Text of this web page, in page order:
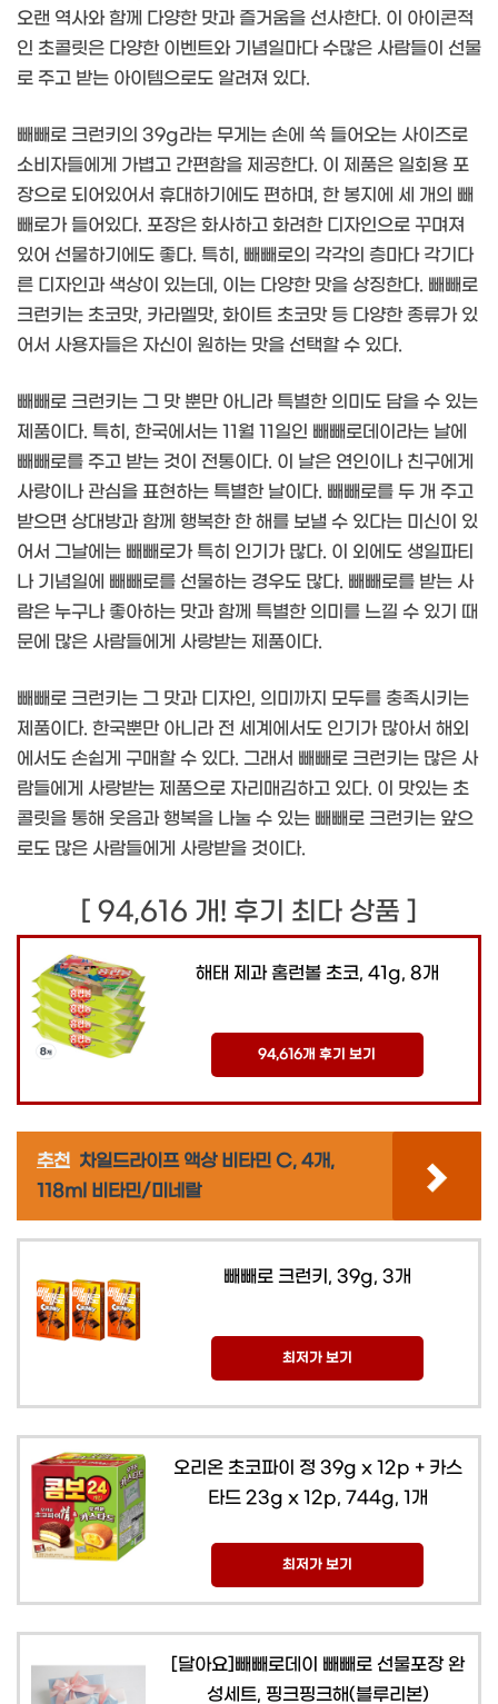
오랜 역사와 함께 다양한 맛과 즐거움을 선사한다. 이 아이콘적
인 초콜릿은 다양한 이벤트와 기념일마다 수많은 사람들이 선물
로 주고 받는 아이템으로도 알려져 있다.
빼빼로 크런키의 39g라는 무게는 손에 쏙 들어오는 사이즈로
소비자들에게 가볍고 간편함을 제공한다. 이 제품은 일회용 포
장으로 되어있어서 휴대하기에도 편하며, 한 봉지에 세 개의 빼
빼로가 들어있다. 포장은 화사하고 화려한 디자인으로 꾸며져
있어 선물하기에도 좋다. 특히, 빼빼로의 각각의 층마다 각기다
른 디자인과 색상이 있는데, 이는 다양한 맛을 상징한다. 빼빼로
크런키는 초코맛, 카라멜맛, 화이트 초코맛 등 다양한 종류가 있
어서 사용자들은 자신이 원하는 맛을 선택할 수 있다.
빼빼로 크런키는 그 맛 뿐만 아니라 특별한 의미도 담을 수 있는
제품이다. 특히, 한국에서는 11월 11일인 빼빼로데이라는 날에
빼빼로를 주고 받는 것이 전통이다. 이 날은 연인이나 친구에게
사랑이나 관심을 표현하는 특별한 날이다. 빼빼로를 두 개 주고
받으면 상대방과 함께 행복한 한 해를 보낼 수 있다는 미신이 있
어서 그날에는 빼빼로가 특히 인기가 많다. 이 외에도 생일파티
나 기념일에 빼빼로를 선물하는 경우도 많다. 빼빼로를 받는 사
람은 누구나 좋아하는 맛과 함께 특별한 의미를 느낄 수 있기 때
문에 많은 사람들에게 사랑받는 제품이다.
빼빼로 크런키는 그 맛과 디자인, 의미까지 모두를 충족시키는
제품이다. 한국뿐만 아니라 전 세계에서도 인기가 많아서 해외
에서도 손쉽게 구매할 수 있다. 그래서 빼빼로 크런키는 많은 사
람들에게 사랑받는 제품으로 자리매김하고 있다. 이 맛있는 초
콜릿을 통해 웃음과 행복을 나눌 수 있는 빼빼로 크런키는 앞으
로도 많은 사람들에게 사랑받을 것이다.
[ 94,616 개! 후기 최다 상품 ]
해태 제과 홈런볼 초코, 41g, 8개
94,616개 후기 보기
추천 차일드라이프 액상 비타민 C, 4개,
118ml 비타민/미네랄
빼빼로 크런키, 39g, 3개
최저가 보기
오리온 초코파이 정 39g x 12p + 카스
타드 23g x 12p, 744g, 1개
최저가 보기
[달아요]빼빼로데이 빼빼로 선물포장 완
성세트, 핑크핑크해(블루리본)